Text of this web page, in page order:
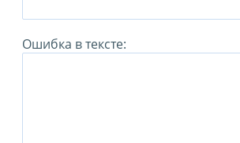
Ошибка в тексте: